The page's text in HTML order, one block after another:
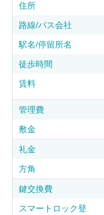
住所
路線/バス会社
駅名/停留所名
徒歩時間
賃料
管理費
敷金
礼金
方角
鍵交換費
スマートロック登